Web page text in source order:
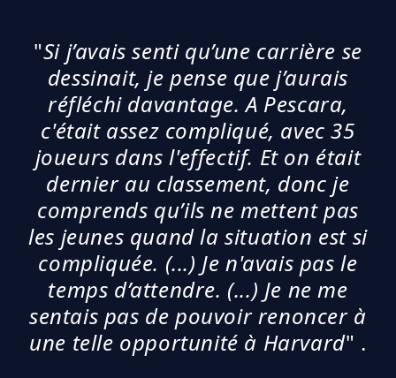
"Si j’avais senti qu’une carrière se
dessinait, je pense que j’aurais
réfléchi davantage. A Pescara,
c'était assez compliqué, avec 35
joueurs dans l'effectif. Et on était
dernier au classement, donc je
comprends qu’ils ne mettent pas
les jeunes quand la situation est si
compliquée. (...) Je n'avais pas le
temps d’attendre. (...) Je ne me
sentais pas de pouvoir renoncer à
une telle opportunité à Harvard" .